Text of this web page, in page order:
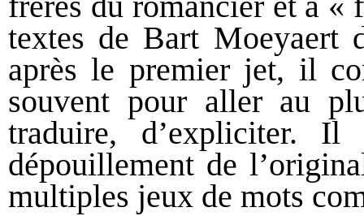
textes de Bart Moeyaert
après le premier jet, il
souvent pour aller au
traduire, d’expliciter.
dépouillement de
multiples jeux de mots